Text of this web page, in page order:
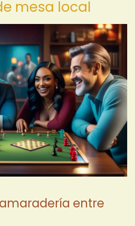
mesa local
entre